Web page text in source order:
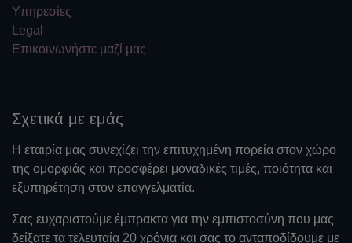
Υπηρεσίες
Legal
Επικοινωνήστε μαζί μας
Σχετικά με εμάς
Η εταιρία μας συνεχίζει την επιτυχημένη πορεία στον χώρο
της ομορφιάς και προσφέρει μοναδικές τιμές, ποιότητα και
εξυπηρέτηση στον επαγγελματία.
Σας ευχαριστούμε έμπρακτα για την εμπιστοσύνη που μας
δείξατε τα τελευταία 20 χρόνια και σας το ανταποδίδουμε με